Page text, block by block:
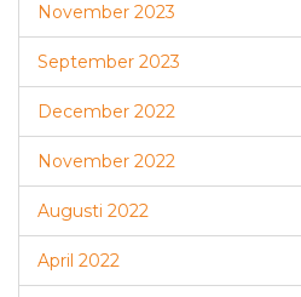
November 2023
September 2023
December 2022
November 2022
Augusti 2022
April 2022